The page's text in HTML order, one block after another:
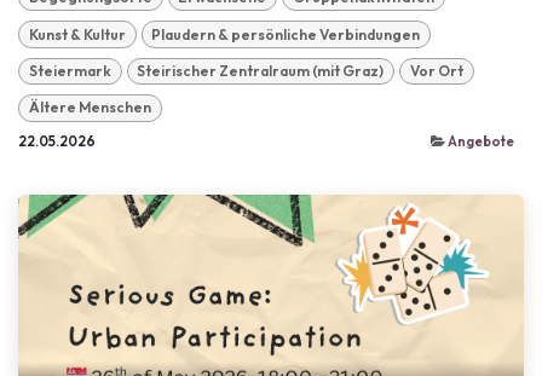
Kunst & Kultur Plaudern & persönliche Verbindungen
Steiermark Steirischer Zentralraum (mit Graz) Vor Ort
Ältere Menschen
22.05.2026 Angebote